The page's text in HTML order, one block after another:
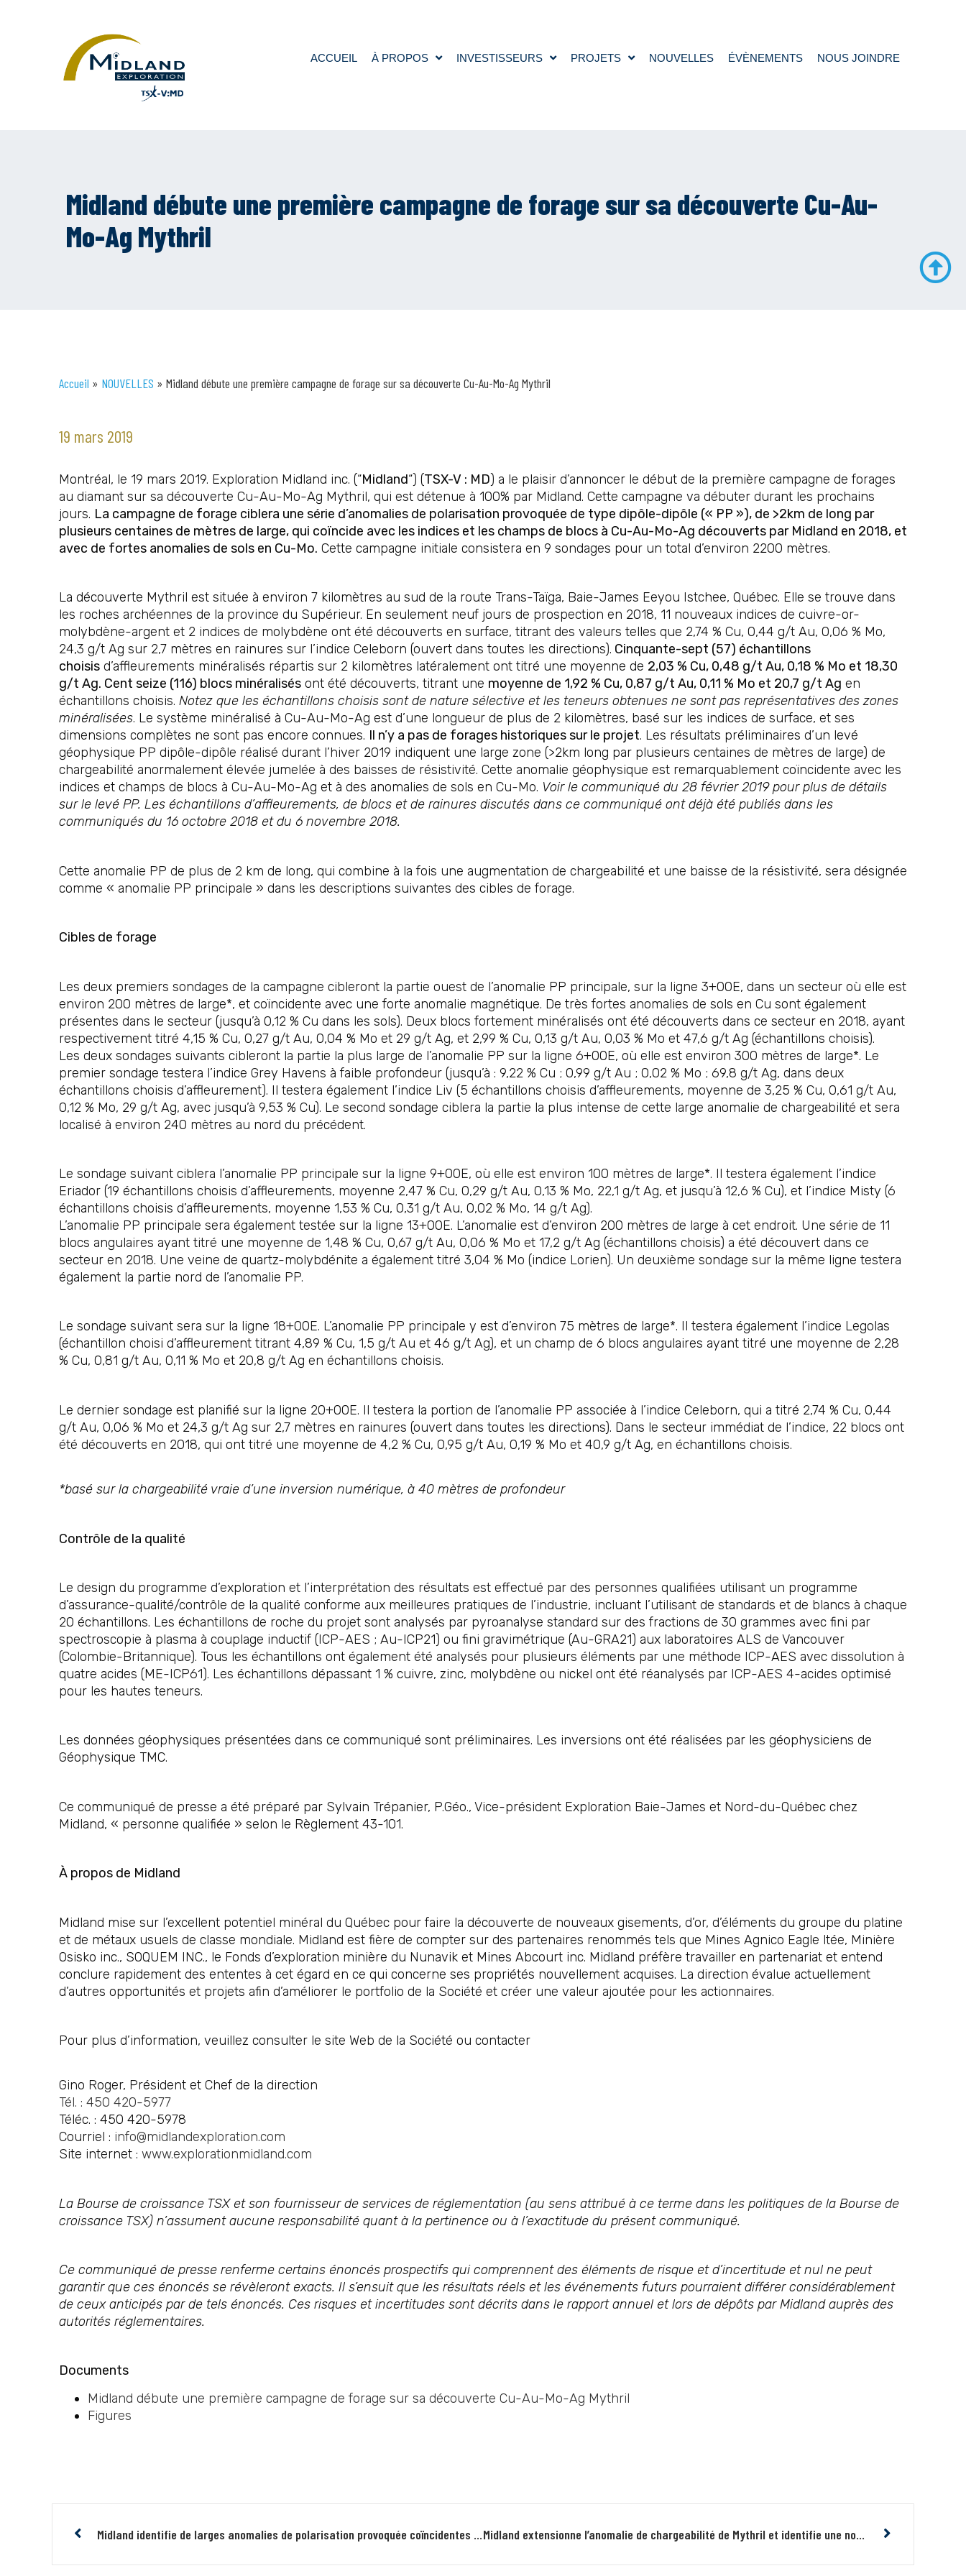
ACCUEIL À PROPOS INVESTISSEURS PROJETS NOUVELLES ÉVÈNEMENTS NOUS JOINDRE
Midland débute une première campagne de forage sur sa découverte Cu-Au-
Mo-Ag Mythril
Accueil » NOUVELLES » Midland débute une première campagne de forage sur sa découverte Cu-Au-Mo-Ag Mythril
19 mars 2019
Montréal, le 19 mars 2019. Exploration Midland inc. (“Midland“) (TSX-V : MD) a le plaisir d’annoncer le début de la première campagne de forages
au diamant sur sa découverte Cu-Au-Mo-Ag Mythril, qui est détenue à 100% par Midland. Cette campagne va débuter durant les prochains
jours. La campagne de forage ciblera une série d’anomalies de polarisation provoquée de type dipôle-dipôle (« PP »), de >2km de long par
plusieurs centaines de mètres de large, qui coïncide avec les indices et les champs de blocs à Cu-Au-Mo-Ag découverts par Midland en 2018, et
avec de fortes anomalies de sols en Cu-Mo. Cette campagne initiale consistera en 9 sondages pour un total d’environ 2200 mètres.
La découverte Mythril est située à environ 7 kilomètres au sud de la route Trans-Taïga, Baie-James Eeyou Istchee, Québec. Elle se trouve dans
les roches archéennes de la province du Supérieur. En seulement neuf jours de prospection en 2018, 11 nouveaux indices de cuivre-or-
molybdène-argent et 2 indices de molybdène ont été découverts en surface, titrant des valeurs telles que 2,74 % Cu, 0,44 g/t Au, 0,06 % Mo,
24,3 g/t Ag sur 2,7 mètres en rainures sur l’indice Celeborn (ouvert dans toutes les directions). Cinquante-sept (57) échantillons
choisis d’affleurements minéralisés répartis sur 2 kilomètres latéralement ont titré une moyenne de 2,03 % Cu, 0,48 g/t Au, 0,18 % Mo et 18,30
g/t Ag. Cent seize (116) blocs minéralisés ont été découverts, titrant une moyenne de 1,92 % Cu, 0,87 g/t Au, 0,11 % Mo et 20,7 g/t Ag en
échantillons choisis. Notez que les échantillons choisis sont de nature sélective et les teneurs obtenues ne sont pas représentatives des zones
minéralisées. Le système minéralisé à Cu-Au-Mo-Ag est d’une longueur de plus de 2 kilomètres, basé sur les indices de surface, et ses
dimensions complètes ne sont pas encore connues. Il n’y a pas de forages historiques sur le projet. Les résultats préliminaires d’un levé
géophysique PP dipôle-dipôle réalisé durant l’hiver 2019 indiquent une large zone (>2km long par plusieurs centaines de mètres de large) de
chargeabilité anormalement élevée jumelée à des baisses de résistivité. Cette anomalie géophysique est remarquablement coïncidente avec les
indices et champs de blocs à Cu-Au-Mo-Ag et à des anomalies de sols en Cu-Mo. Voir le communiqué du 28 février 2019 pour plus de détails
sur le levé PP. Les échantillons d’affleurements, de blocs et de rainures discutés dans ce communiqué ont déjà été publiés dans les
communiqués du 16 octobre 2018 et du 6 novembre 2018.
Cette anomalie PP de plus de 2 km de long, qui combine à la fois une augmentation de chargeabilité et une baisse de la résistivité, sera désignée
comme « anomalie PP principale » dans les descriptions suivantes des cibles de forage.
Cibles de forage
Les deux premiers sondages de la campagne cibleront la partie ouest de l’anomalie PP principale, sur la ligne 3+00E, dans un secteur où elle est
environ 200 mètres de large*, et coïncidente avec une forte anomalie magnétique. De très fortes anomalies de sols en Cu sont également
présentes dans le secteur (jusqu’à 0,12 % Cu dans les sols). Deux blocs fortement minéralisés ont été découverts dans ce secteur en 2018, ayant
respectivement titré 4,15 % Cu, 0,27 g/t Au, 0,04 % Mo et 29 g/t Ag, et 2,99 % Cu, 0,13 g/t Au, 0,03 % Mo et 47,6 g/t Ag (échantillons choisis).
Les deux sondages suivants cibleront la partie la plus large de l’anomalie PP sur la ligne 6+00E, où elle est environ 300 mètres de large*. Le
premier sondage testera l’indice Grey Havens à faible profondeur (jusqu’à : 9,22 % Cu ; 0,99 g/t Au ; 0,02 % Mo ; 69,8 g/t Ag, dans deux
échantillons choisis d’affleurement). Il testera également l’indice Liv (5 échantillons choisis d’affleurements, moyenne de 3,25 % Cu, 0,61 g/t Au,
0,12 % Mo, 29 g/t Ag, avec jusqu’à 9,53 % Cu). Le second sondage ciblera la partie la plus intense de cette large anomalie de chargeabilité et sera
localisé à environ 240 mètres au nord du précédent.
Le sondage suivant ciblera l’anomalie PP principale sur la ligne 9+00E, où elle est environ 100 mètres de large*. Il testera également l’indice
Eriador (19 échantillons choisis d’affleurements, moyenne 2,47 % Cu, 0,29 g/t Au, 0,13 % Mo, 22,1 g/t Ag, et jusqu’à 12,6 % Cu), et l’indice Misty (6
échantillons choisis d’affleurements, moyenne 1,53 % Cu, 0,31 g/t Au, 0,02 % Mo, 14 g/t Ag).
L’anomalie PP principale sera également testée sur la ligne 13+00E. L’anomalie est d’environ 200 mètres de large à cet endroit. Une série de 11
blocs angulaires ayant titré une moyenne de 1,48 % Cu, 0,67 g/t Au, 0,06 % Mo et 17,2 g/t Ag (échantillons choisis) a été découvert dans ce
secteur en 2018. Une veine de quartz-molybdénite a également titré 3,04 % Mo (indice Lorien). Un deuxième sondage sur la même ligne testera
également la partie nord de l’anomalie PP.
Le sondage suivant sera sur la ligne 18+00E. L’anomalie PP principale y est d’environ 75 mètres de large*. Il testera également l’indice Legolas
(échantillon choisi d’affleurement titrant 4,89 % Cu, 1,5 g/t Au et 46 g/t Ag), et un champ de 6 blocs angulaires ayant titré une moyenne de 2,28
% Cu, 0,81 g/t Au, 0,11 % Mo et 20,8 g/t Ag en échantillons choisis.
Le dernier sondage est planifié sur la ligne 20+00E. Il testera la portion de l’anomalie PP associée à l’indice Celeborn, qui a titré 2,74 % Cu, 0,44
g/t Au, 0,06 % Mo et 24,3 g/t Ag sur 2,7 mètres en rainures (ouvert dans toutes les directions). Dans le secteur immédiat de l’indice, 22 blocs ont
été découverts en 2018, qui ont titré une moyenne de 4,2 % Cu, 0,95 g/t Au, 0,19 % Mo et 40,9 g/t Ag, en échantillons choisis.
*basé sur la chargeabilité vraie d’une inversion numérique, à 40 mètres de profondeur
Contrôle de la qualité
Le design du programme d’exploration et l’interprétation des résultats est effectué par des personnes qualifiées utilisant un programme
d’assurance-qualité/contrôle de la qualité conforme aux meilleures pratiques de l’industrie, incluant l’utilisant de standards et de blancs à chaque
20 échantillons. Les échantillons de roche du projet sont analysés par pyroanalyse standard sur des fractions de 30 grammes avec fini par
spectroscopie à plasma à couplage inductif (ICP-AES ; Au-ICP21) ou fini gravimétrique (Au-GRA21) aux laboratoires ALS de Vancouver
(Colombie-Britannique). Tous les échantillons ont également été analysés pour plusieurs éléments par une méthode ICP-AES avec dissolution à
quatre acides (ME-ICP61). Les échantillons dépassant 1 % cuivre, zinc, molybdène ou nickel ont été réanalysés par ICP-AES 4-acides optimisé
pour les hautes teneurs.
Les données géophysiques présentées dans ce communiqué sont préliminaires. Les inversions ont été réalisées par les géophysiciens de
Géophysique TMC.
Ce communiqué de presse a été préparé par Sylvain Trépanier, P.Géo., Vice-président Exploration Baie-James et Nord-du-Québec chez
Midland, « personne qualifiée » selon le Règlement 43-101.
À propos de Midland
Midland mise sur l’excellent potentiel minéral du Québec pour faire la découverte de nouveaux gisements, d’or, d’éléments du groupe du platine
et de métaux usuels de classe mondiale. Midland est fière de compter sur des partenaires renommés tels que Mines Agnico Eagle ltée, Minière
Osisko inc., SOQUEM INC., le Fonds d’exploration minière du Nunavik et Mines Abcourt inc. Midland préfère travailler en partenariat et entend
conclure rapidement des ententes à cet égard en ce qui concerne ses propriétés nouvellement acquises. La direction évalue actuellement
d’autres opportunités et projets afin d’améliorer le portfolio de la Société et créer une valeur ajoutée pour les actionnaires.
Pour plus d’information, veuillez consulter le site Web de la Société ou contacter
Gino Roger, Président et Chef de la direction
Tél. : 450 420-5977
Téléc. : 450 420-5978
Courriel : info@midlandexploration.com
Site internet : www.explorationmidland.com
La Bourse de croissance TSX et son fournisseur de services de réglementation (au sens attribué à ce terme dans les politiques de la Bourse de
croissance TSX) n’assument aucune responsabilité quant à la pertinence ou à l’exactitude du présent communiqué.
Ce communiqué de presse renferme certains énoncés prospectifs qui comprennent des éléments de risque et d’incertitude et nul ne peut
garantir que ces énoncés se révèleront exacts. Il s’ensuit que les résultats réels et les événements futurs pourraient différer considérablement
de ceux anticipés par de tels énoncés. Ces risques et incertitudes sont décrits dans le rapport annuel et lors de dépôts par Midland auprès des
autorités réglementaires.
Documents
Midland débute une première campagne de forage sur sa découverte Cu-Au-Mo-Ag Mythril
Figures
Midland identifie de larges anomalies de polarisation provoquée coïncidentes avec sa découverte de Cu-Au-Mo-Ag sur Mythril Midland extensionne l’anomalie de chargeabilité de Mythril et identifie une nouvelle anomalie de polarisation provoquée au nord-est de la zone Mythril sur plus de 1,3km